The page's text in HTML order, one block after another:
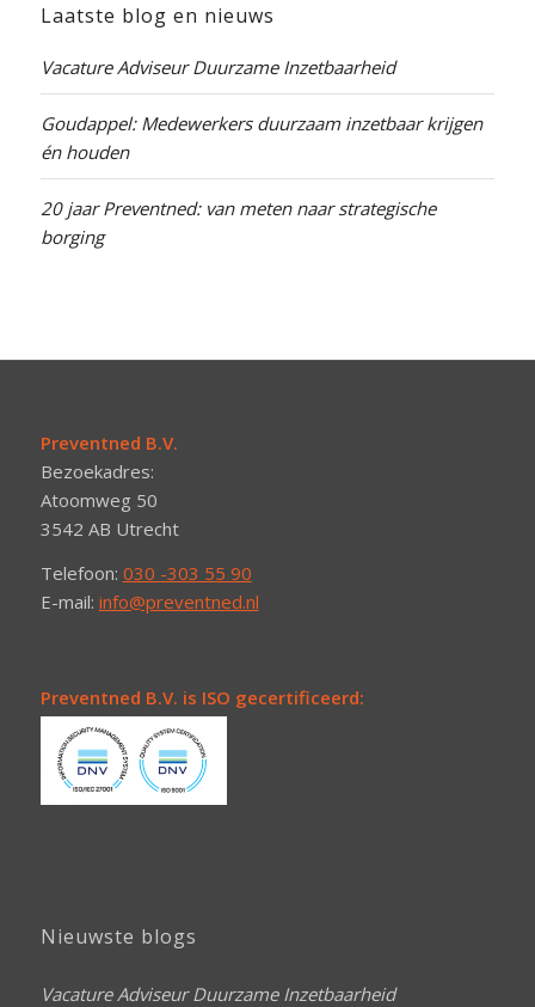
Laatste blog en nieuws
Vacature Adviseur Duurzame Inzetbaarheid
Goudappel: Medewerkers duurzaam inzetbaar krijgen
én houden
20 jaar Preventned: van meten naar strategische
borging
Preventned B.V.
Bezoekadres:
Atoomweg 50
3542 AB Utrecht
Telefoon: 030 -303 55 90
E-mail: info@preventned.nl
Preventned B.V. is ISO gecertificeerd:
Nieuwste blogs
Vacature Adviseur Duurzame Inzetbaarheid